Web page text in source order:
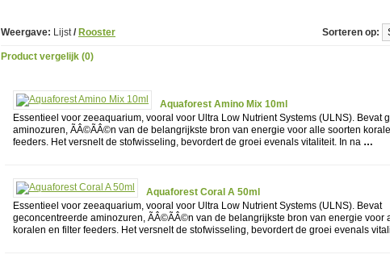
Weergave: Lijst/ Rooster Sorteren op:
Product vergelijk (0)
Aquaforest Amino Mix 10ml
Essentieel voor zeeaquarium, vooral voor Ultra Low Nutrient Systems (ULNS). Bevat
aminozuren, ÃÂ©ÃÂ©n van de belangrijkste bron van energie voor alle soorten
feeders. Het versnelt de stofwisseling, bevordert de groei evenals vitaliteit. In na …
Aquaforest Coral A 50ml
Essentieel voor zeeaquarium, vooral voor Ultra Low Nutrient Systems (ULNS). Bevat
geconcentreerde aminozuren, ÃÂ©ÃÂ©n van de belangrijkste bron van energie voor
koralen en filter feeders. Het versnelt de stofwisseling, bevordert de groei evenals